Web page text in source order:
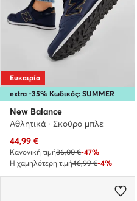
extra -35% Κωδικός: SUMMER
Ευκαιρία
New Balance
Αθλητικά · Σκούρο μπλε
Τρέχουσα τιμή
44,99 €
Κανονική τιμή86,00 €-47%
Η χαμηλότερη τιμή46,99 €-4%